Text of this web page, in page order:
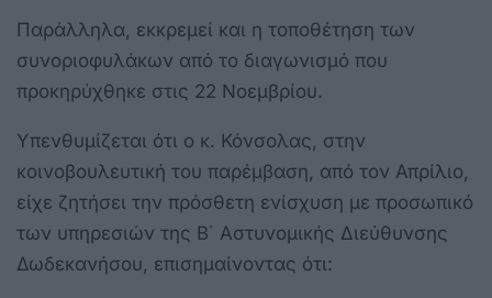
Παράλληλα, εκκρεμεί και η τοποθέτηση των
συνοριοφυλάκων από το διαγωνισμό που
προκηρύχθηκε στις 22 Νοεμβρίου.
Υπενθυμίζεται ότι ο κ. Κόνσολας, στην
κοινοβουλευτική του παρέμβαση, από τον Απρίλιο,
είχε ζητήσει την πρόσθετη ενίσχυση με προσωπικό
των υπηρεσιών της Β΄ Αστυνομικής Διεύθυνσης
Δωδεκανήσου, επισημαίνοντας ότι: